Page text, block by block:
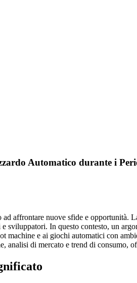
Automatico durante i
affrontare nuove sfide e opportunità.
In questo contesto, un
machine e ai giochi automatici con
di mercato e trend di consumo,